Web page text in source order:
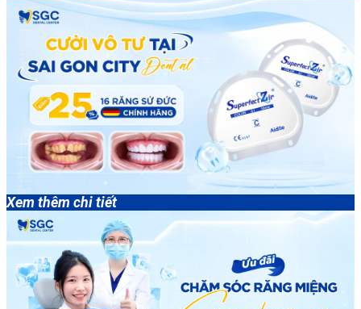
Xem thêm chi tiết